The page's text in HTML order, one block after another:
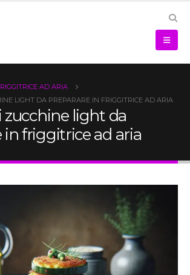
AD ARIA
LIGHT DA PREPARARE IN FRIGGITRICE AD ARIA
zucchine light da
in friggitrice ad aria